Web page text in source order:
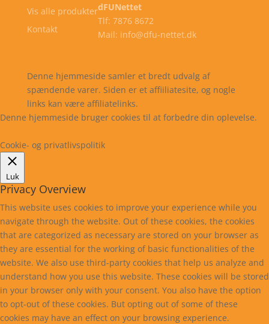
Vis alle produkter
Kontakt
dFUNettet
Tlf: 7876 8672
Mail: info@dfu-nettet.dk
Denne hjemmeside samler et bredt udvalg af
spændende varer. Siden er et affiiliatesite, og nogle
links kan være affiliatelinks.
Denne hjemmeside bruger cookies til at forbedre din oplevelse.
Cookie- og privatlivspolitik
Luk
Privacy Overview
This website uses cookies to improve your experience while you
navigate through the website. Out of these cookies, the cookies
that are categorized as necessary are stored on your browser as
they are essential for the working of basic functionalities of the
website. We also use third-party cookies that help us analyze and
understand how you use this website. These cookies will be stored
in your browser only with your consent. You also have the option
to opt-out of these cookies. But opting out of some of these
cookies may have an effect on your browsing experience.